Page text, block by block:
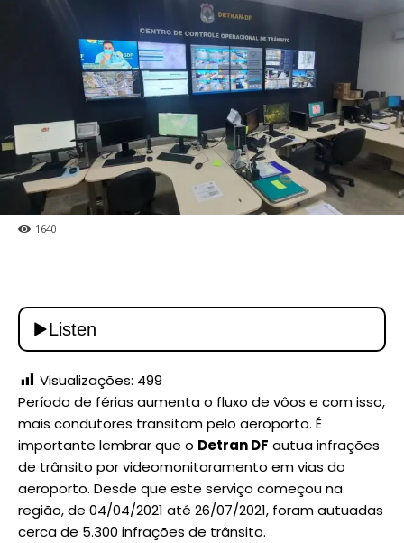
1640
Visualizações: 499
Período de férias aumenta o fluxo de vôos e com isso,
mais condutores transitam pelo aeroporto. É
importante lembrar que o Detran DF autua infrações
de trânsito por videomonitoramento em vias do
aeroporto. Desde que este serviço começou na
região, de 04/04/2021 até 26/07/2021, foram autuadas
cerca de 5.300 infrações de trânsito.